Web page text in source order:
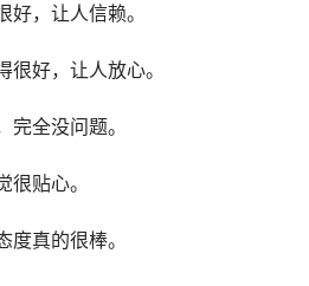
，让人信赖。
好，让人放心。
全没问题。
贴心。
真的很棒。